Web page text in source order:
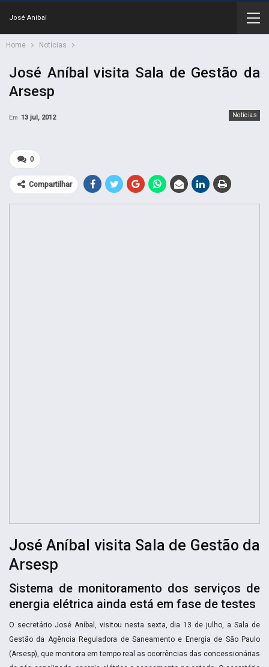
José Aníbal
Home Notícias
José Aníbal visita Sala de Gestão da
Arsesp
Notícias
Em 13 jul, 2012
0
Compartilhar
José Aníbal visita Sala de Gestão da
Arsesp
Sistema de monitoramento dos serviços de
energia elétrica ainda está em fase de testes
O secretário José Aníbal, visitou nesta sexta, dia 13 de julho, a Sala de
Gestão da Agência Reguladora de Saneamento e Energia de São Paulo
(Arsesp), que monitora em tempo real as ocorrências das concessionárias